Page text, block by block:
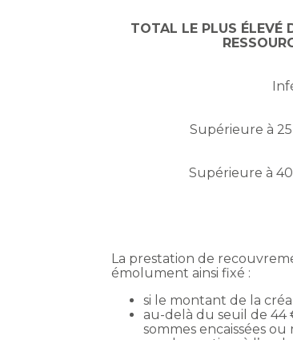
TOTAL LE PLUS ÉLEVÉ
Supérieure à
Supérieure à
La prestation de
émolument ainsi fixé :
si le montant de la
au-delà du seuil de
sommes encaissées